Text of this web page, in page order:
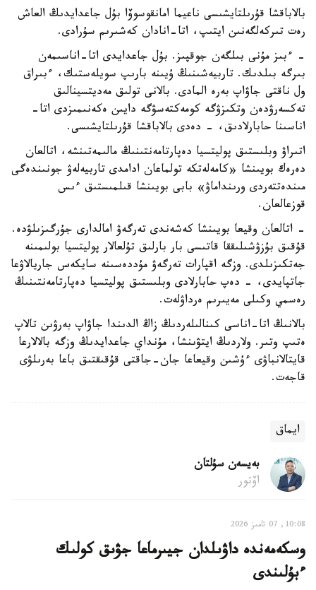
بالاباقشا قۇرىلتايشىسى ناعيما امانقوسوۆا بۇل جاعدايدىڭ العاش
رەت تىركەلگەنىن ايتىپ، اتا-انادان كەشىرىم سۇرادى.
- ءبىز مۇنى بىلگەن جوقپىز. بۇل جاعدايدى اتا-اناسىمەن
بىرگە بىلدىك. تاربيەشىنىڭ ۇيىنە بارىپ سويلەستىك، ءبىراق
ول ناقتى جاۋاپ بەرە المادى. بالانى تولىق مەديتسينالىق
تەكسەرۋدەن وتكىزۋگە كومەكتەسۋگە دايىن ەكەنىمىزدى اتا-
اناسىنا حابارلادىق، - دەدى بالاباقشا قۇرىلتايشىسى.
اتىراۋ وبلىستىق پوليتسيا دەپارتامەنتىنىڭ مالىمەتىنشە، اتالعان
دەرەك بويىنشا «كامەلەتكە تولماعان ادامدى تاربيەلەۋ جونىندەگى
مىندەتتەردى ورىنداماۋ» بابى بويىنشا قىلمىستىق ءىس
قوزعالعان.
- اتالعان وقيعا بويىنشا كەشەندى تەرگەۋ امالدارى جۇرگىزىلۋدە.
قۇقىق بۇزۋشىلىققا قاتىسى بار بارلىق تۇلعالار پوليتسيا بولىمىنە
جەتكىزىلدى. وزگە اقپارات تەرگەۋ مۇددەسىنە سايكەس جاريالاۋعا
جاتپايدى، - دەپ حابارلادى وبلىستىق پوليتسيا دەپارتامەنتىنىڭ
رەسمي وكىلى مەيىرىم ەرداۋلەت.
بالانىڭ اتا-اناسى كىنالىلەردىڭ زاڭ الدىندا جاۋاپ بەرۋىن تالاپ
ەتىپ وتىر. ولاردىڭ ايتۋىنشا، مۇنداي جاعدايدىڭ وزگە بالالارعا
قايتالانباۋى ءۇشىن وقيعاعا جان-جاقتى قۇقىقتىق باعا بەرىلۋى
قاجەت.
ايماق
بەيسەن سۇلتان
اۆتور
10:08, 07 تامىز 2026
وسكەمەندە داۋىلدان جيىرماعا جۋىق كولىك
ءبۇلىندى